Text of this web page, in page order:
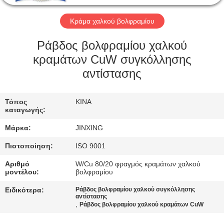
ΓΎΡΟΣ
ΕΡΓΟΣΤΑΣΊΩΝ
ΕΠΑΦΉ
ΜΕ
ΕΙΔΉΣΕΙΣ
ΠΕΡΙΠΤΏΣΕΙΣ
Κράμα χαλκού βολφραμίου
Ράβδος βολφραμίου χαλκού
κραμάτων CuW συγκόλλησης
αντίστασης
Τόπος
καταγωγής:
ΚΙΝΑ
Μάρκα: JINXING
Πιστοποίηση: ISO 9001
Αριθμό
μοντέλου:
W/Cu 80/20 φραγμός κραμάτων χαλκού
βολφραμίου
Ειδικότερα:
Ράβδος βολφραμίου χαλκού συγκόλλησης
αντίστασης
,Ράβδος βολφραμίου χαλκού κραμάτων CuW